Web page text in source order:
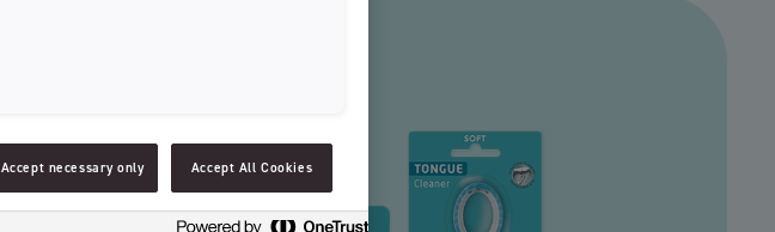
Accept necessary only Accept All Cookies